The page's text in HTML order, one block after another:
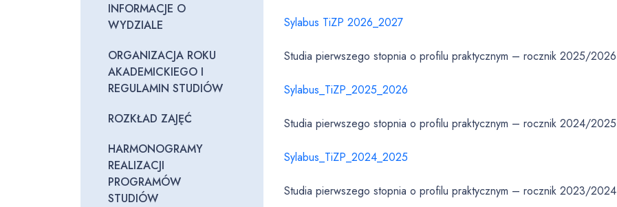
INFORMACJE O
WYDZIALE
ORGANIZACJA ROKU
AKADEMICKIEGO I
REGULAMIN STUDIÓW
ROZKŁAD ZAJĘĆ
HARMONOGRAMY
REALIZACJI
PROGRAMÓW
STUDIÓW
Sylabus TiZP 2026_2027
Studia pierwszego stopnia o profilu praktycznym – rocznik 2025/2026
Sylabus_TiZP_2025_2026
Studia pierwszego stopnia o profilu praktycznym – rocznik 2024/2025
Sylabus_TiZP_2024_2025
Studia pierwszego stopnia o profilu praktycznym – rocznik 2023/2024